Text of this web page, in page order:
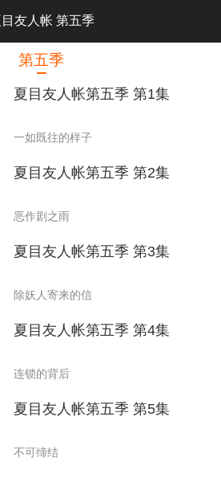
目友人帐 第五季
第五季
夏目友人帐第五季 第1集
一如既往的样子
夏目友人帐第五季 第2集
恶作剧之雨
夏目友人帐第五季 第3集
除妖人寄来的信
夏目友人帐第五季 第4集
连锁的背后
夏目友人帐第五季 第5集
不可缔结